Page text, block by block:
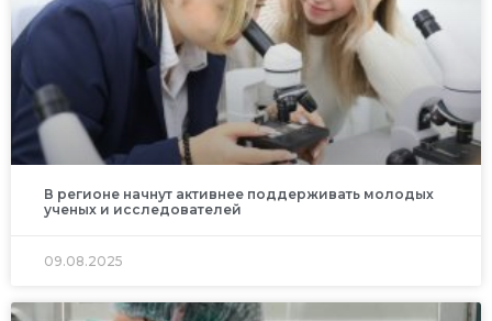
В регионе начнут активнее поддерживать молодых
ученых и исследователей
09.08.2025